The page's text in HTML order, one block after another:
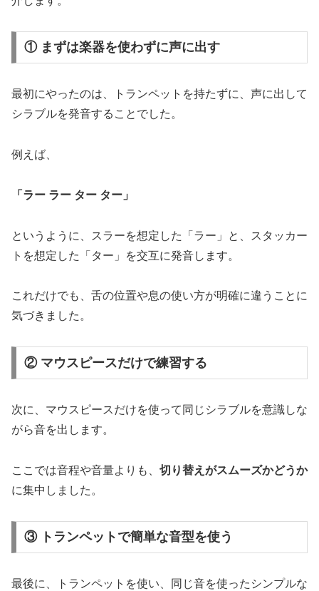
① まずは楽器を使わずに声に出す
最初にやったのは、トランペットを持たずに、声に出して
シラブルを発音することでした。
例えば、
「ラー ラー ター ター」
というように、スラーを想定した「ラー」と、スタッカー
トを想定した「ター」を交互に発音します。
これだけでも、舌の位置や息の使い方が明確に違うことに
気づきました。
② マウスピースだけで練習する
次に、マウスピースだけを使って同じシラブルを意識しな
がら音を出します。
ここでは音程や音量よりも、 切り替えがスムーズかどうか
に集中しました。
③ トランペットで簡単な音型を使う
最後に、トランペットを使い、同じ音を使ったシンプルな